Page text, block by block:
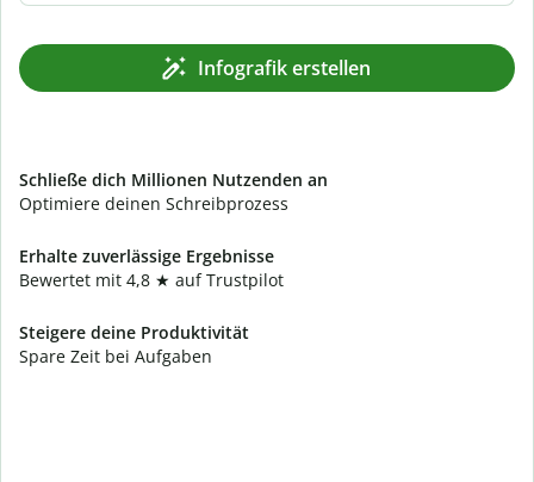
Infografik erstellen
Schließe dich Millionen Nutzenden an
Optimiere deinen Schreibprozess
Erhalte zuverlässige Ergebnisse
Bewertet mit 4,8 ★ auf Trustpilot
Steigere deine Produktivität
Spare Zeit bei Aufgaben